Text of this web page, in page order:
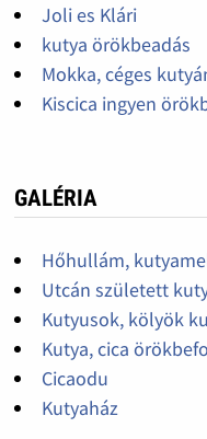
Joli es Klári
kutya örökbeadás
Mokka, céges
Kiscica ingyen
GALÉRIA
Hőhullám,
Utcán született
Kutyusok, kölyök
Kutya, cica
Cicaodu
Kutyaház